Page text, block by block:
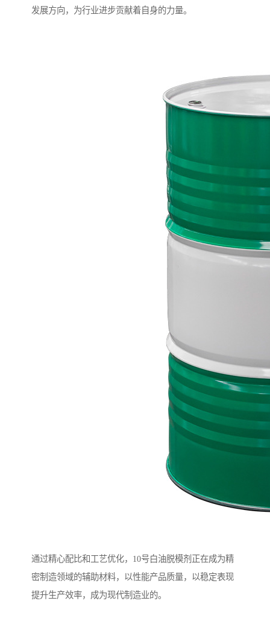
发展方向，为行业进步贡献着自身的力量。
通过精心配比和工艺优化，10号白油脱模剂正在成为精
密制造领域的辅助材料，以性能产品质量，以稳定表现
提升生产效率，成为现代制造业的。